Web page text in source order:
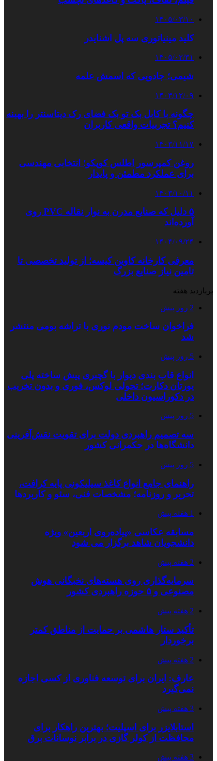
۱۴۰۵/۰۳/۱۰
کلید مینیاتوری سه پل اشنایدر
۱۴۰۵/۰۲/۳۱
شیمی؛ جادویی که اسمش علمه
۱۴۰۳/۱۲/۰۹
چگونه با کابل بک تو بک فضای رک دیتاسنتر را بهینه
کنیم؟ تجربیات واقعی کاربران
۱۴۰۳/۱۱/۱۷
روغن کمپرسور اطلس کوپکو؛ انتخابی مهندسی
برای عملکرد مطمئن و پایدار
۱۴۰۳/۱۰/۱۱
۵ دلیل که صنایع مدرن به نوار نقاله PVC روی
آورده‌اند
۱۴۰۴/۰۹/۲۴
معرفی کارخانه کاوین کیسه؛ از تولید تخصصی تا
تامین نیاز صنایع بزرگ
پربازدید هفته
2 روز پیش
فراخوان ساخت مودم نوری با تراشه بومی منتشر
شد
5 روز پیش
انواع قاب بندی دیوار با گچبری پیش ساخته پلی
یورتان دکارت؛ تحولی لوکس، فوری و بدون تخریب
در دکوراسیون داخلی
5 روز پیش
سه تصمیم راهبردی دولت برای تقویت نقش‌آفرینی
دانشگاه‌ها در حکمرانی کشور
5 روز پیش
راهنمای جامع انواع کاغذ سیلیکونی پایه کرافت،
تحریر و روزنامه؛ مشخصات فنی، سئو و کاربردها
1 هفته پیش
مسابقه عکاسی «پیاده‌روی اربعین» ویژه
دانشجویان شاهد برگزار می شود
2 هفته پیش
سرمایه‌گذاری روی هسته‌های نخبگانی هوش
مصنوعی و ۵ حوزه راهبردی کشور
2 هفته پیش
تأکید ستار هاشمی بر حمایت از مناطق کمتر
برخوردار
2 هفته پیش
عارف: ایران برای توسعه فناوری از کسی اجازه
نمی‌گیرد
3 هفته پیش
استابلایزر برای اسپلیت؛ بهترین راهکار برای
محافظت از کولر گازی در برابر نوسانات برق
3 هفته پیش